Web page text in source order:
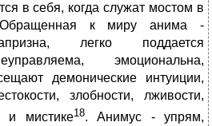
в себя, когда служат мостом в
Обращенная к миру анима -
легко поддается
эмоциональна,
демонические интуиции,
злобности, лживости,
и мистике18. Анимус - упрям,